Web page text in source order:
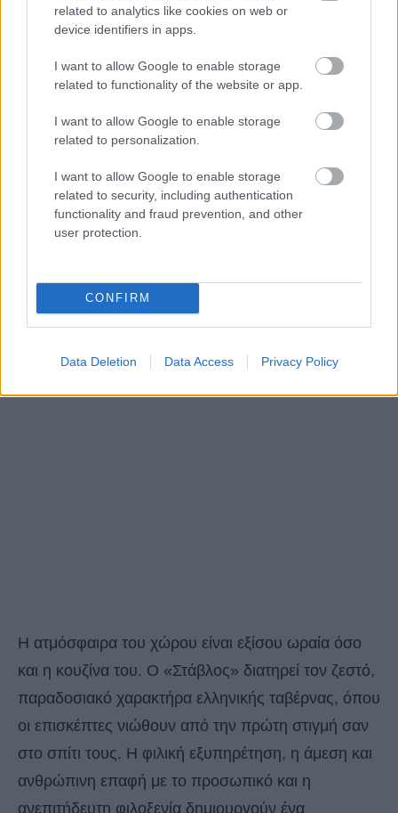
related to analytics like cookies on web or
device identifiers in apps.
I want to allow Google to enable storage
related to functionality of the website or app.
I want to allow Google to enable storage
related to personalization.
I want to allow Google to enable storage
related to security, including authentication
functionality and fraud prevention, and other
user protection.
CONFIRM
Data Deletion Data Access Privacy Policy
Η ατμόσφαιρα του χώρου είναι εξίσου ωραία όσο
και η κουζίνα του. Ο «Στάβλος» διατηρεί τον ζεστό,
παραδοσιακό χαρακτήρα ελληνικής ταβέρνας, όπου
οι επισκέπτες νιώθουν από την πρώτη στιγμή σαν
στο σπίτι τους. Η φιλική εξυπηρέτηση, η άμεση και
ανθρώπινη επαφή με το προσωπικό και η
ανεπιτήδευτη φιλοξενία δημιουργούν ένα